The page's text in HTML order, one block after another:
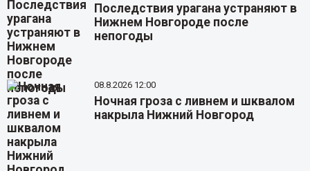
Последствия урагана устраняют в
Нижнем Новгороде после
непогоды
08.8.2026 12:00
Ночная гроза с ливнем и шквалом
накрыла Нижний Новгород